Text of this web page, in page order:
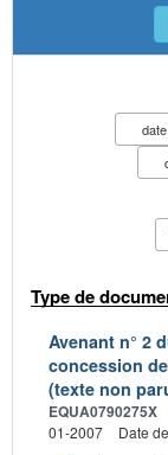
Type de
Avenant n° 2
concession
(texte non
EQUA0790275X
01-2007
Date